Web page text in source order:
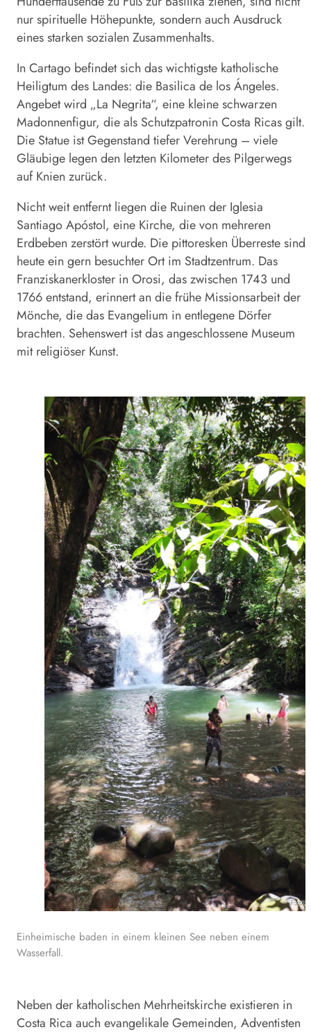
nur spirituelle Höhepunkte, sondern auch Ausdruck
eines starken sozialen Zusammenhalts.
In Cartago befindet sich das wichtigste katholische
Heiligtum des Landes: die Basilica de los Ángeles.
Angebet wird „La Negrita“, eine kleine schwarzen
Madonnenfigur, die als Schutzpatronin Costa Ricas gilt.
Die Statue ist Gegenstand tiefer Verehrung – viele
Gläubige legen den letzten Kilometer des Pilgerwegs
auf Knien zurück.
Nicht weit entfernt liegen die Ruinen der Iglesia
Santiago Apóstol, eine Kirche, die von mehreren
Erdbeben zerstört wurde. Die pittoresken Überreste sind
heute ein gern besuchter Ort im Stadtzentrum. Das
Franziskanerkloster in Orosi, das zwischen 1743 und
1766 entstand, erinnert an die frühe Missionsarbeit der
Mönche, die das Evangelium in entlegene Dörfer
brachten. Sehenswert ist das angeschlossene Museum
mit religiöser Kunst.
Foto:
Einheimische baden in einem kleinen See neben einem
Wasserfall.
Neben der katholischen Mehrheitskirche existieren in
Costa Rica auch evangelikale Gemeinden, Adventisten